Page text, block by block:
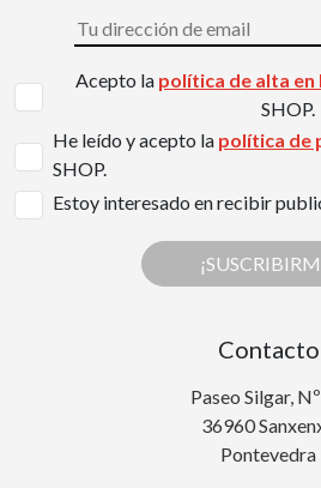
Acepto la política de alta
SHOP.
He leído y acepto la política de
SHOP.
Estoy interesado en recibir
Contacto
Paseo Silgar,
36960
Pontevedra